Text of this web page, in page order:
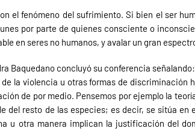
el fenómeno del sufrimiento. Si bien el ser
por parte de quienes consciente o
en seres no humanos, y avalar un gran
Baquedano concluyó su conferencia
la violencia u otras formas de
de por medio. Pensemos por ejemplo la
del resto de las especies; es decir, se sitúa
u otra manera implican la justificación del